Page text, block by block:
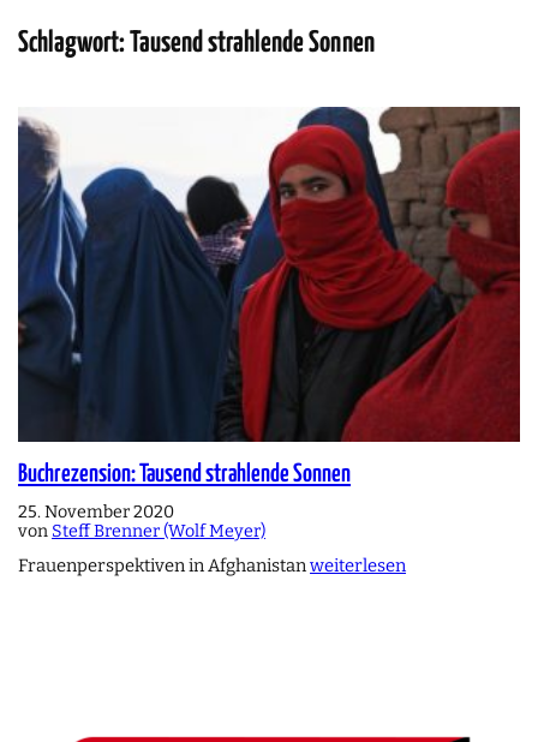
Schlagwort:Tausend strahlende Sonnen
Buchrezension: Tausend strahlende Sonnen
25. November 2020
von Steff Brenner (Wolf Meyer)
Frauenperspektiven in Afghanistanweiterlesen